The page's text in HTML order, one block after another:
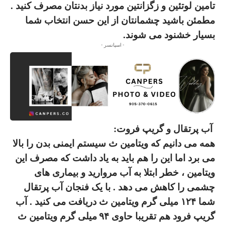
تامین لوتئین و زگزانتین مورد نیاز بدنتان مصرف کنید .
مطمئن باشید چشمانتان از این حسن انتخاب شما
بسیار خشنود می شوند.
- اسپانسر -
آب پرتقال و گریپ فروت:
همه می دانیم که ویتامین ث سیستم ایمنی بدن را بالا
می برد اما این را هم باید به یاد داشت که مصرف این
ویتامین ، خطر ابتلا به آب مروارید و بیماری های
چشمی را کاهش می دهد . با یک فنجان آب پرتقال
شما ۱۲۴ میلی گرم ویتامین ث دریافت می کنید . آب
گریپ فرود هم تقریبا حاوی ۹۴ میلی گرم ویتامین ث